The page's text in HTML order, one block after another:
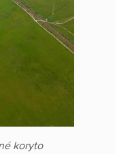
koryto